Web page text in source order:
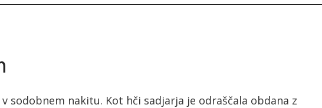
sodobnem nakitu. Kot hči sadjarja je odraščala obdana z